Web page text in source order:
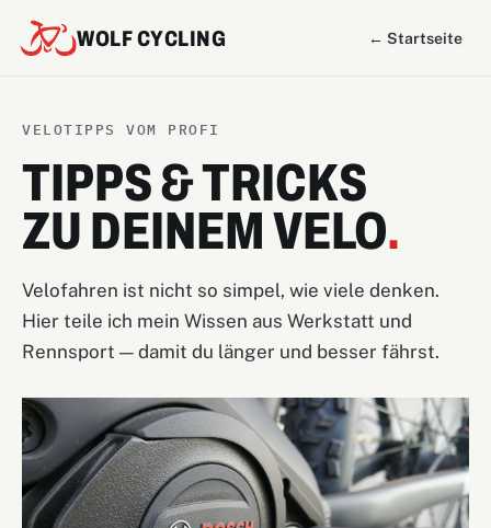
WOLF CYCLING ← Startseite
VELOTIPPS VOM PROFI
TIPPS & TRICKS
ZU DEINEM VELO.
Velofahren ist nicht so simpel, wie viele denken.
Hier teile ich mein Wissen aus Werkstatt und
Rennsport — damit du länger und besser fährst.